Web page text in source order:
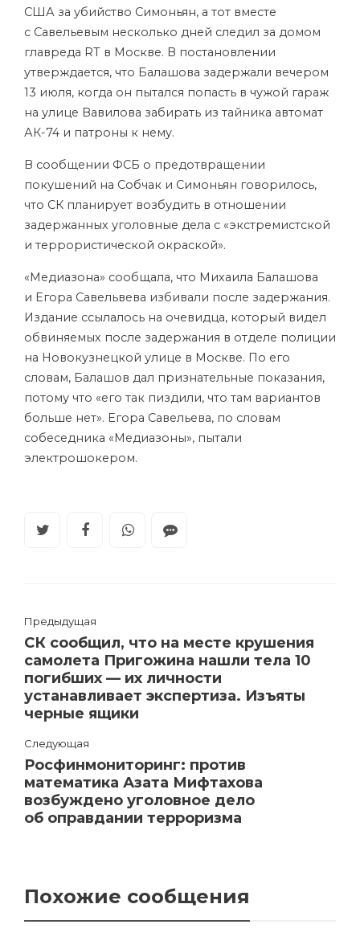
США за убийство Симоньян, а тот вместе
с Савельевым несколько дней следил за домом
главреда RT в Москве. В постановлении
утверждается, что Балашова задержали вечером
13 июля, когда он пытался попасть в чужой гараж
на улице Вавилова забирать из тайника автомат
АК-74 и патроны к нему.
В сообщении ФСБ о предотвращении
покушений на Собчак и Симоньян говорилось,
что СК планирует возбудить в отношении
задержанных уголовные дела с «экстремистской
и террористической окраской».
«Медиазона» сообщала, что Михаила Балашова
и Егора Савельвева избивали после задержания.
Издание ссылалось на очевидца, который видел
обвиняемых после задержания в отделе полиции
на Новокузнецкой улице в Москве. По его
словам, Балашов дал признательные показания,
потому что «его так пиздили, что там вариантов
больше нет». Егора Савельева, по словам
собеседника «Медиазоны», пытали
электрошокером.
Предыдущая
СК сообщил, что на месте крушения
самолета Пригожина нашли тела 10
погибших — их личности
устанавливает экспертиза. Изъяты
черные ящики
Следующая
Росфинмониторинг: против
математика Азата Мифтахова
возбуждено уголовное дело
об оправдании терроризма
Похожие сообщения